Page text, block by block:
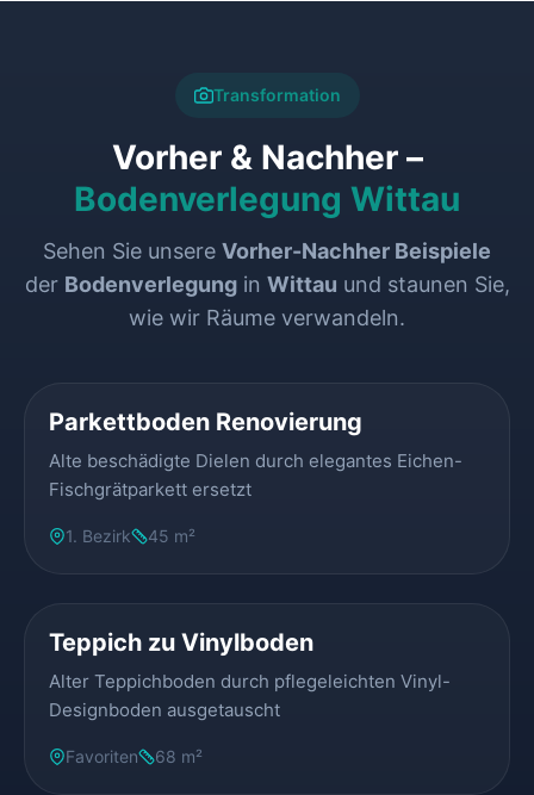
Transformation
Vorher & Nachher –
Bodenverlegung Wittau
Sehen Sie unsere Vorher-Nachher Beispiele
der Bodenverlegungin Wittau und staunen Sie,
wie wir Räume verwandeln.
Parkettboden Renovierung
Alte beschädigte Dielen durch elegantes Eichen-
Fischgrätparkett ersetzt
1. Bezirk 45 m²
Teppich zu Vinylboden
Alter Teppichboden durch pflegeleichten Vinyl-
Designboden ausgetauscht
Favoriten 68 m²